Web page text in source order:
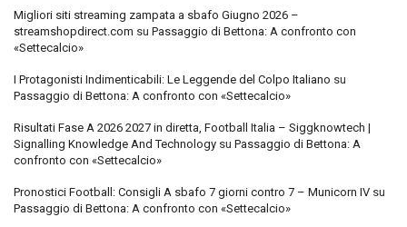
Migliori siti streaming zampata a sbafo Giugno 2026 –
streamshopdirect.com su Passaggio di Bettona: A confronto con
«Settecalcio»
I Protagonisti Indimenticabili: Le Leggende del Colpo Italiano su
Passaggio di Bettona: A confronto con «Settecalcio»
Risultati Fase A 2026 2027 in diretta, Football Italia – Siggknowtech |
Signalling Knowledge And Technology su Passaggio di Bettona: A
confronto con «Settecalcio»
Pronostici Football: Consigli A sbafo 7 giorni contro 7 – Municorn IV su
Passaggio di Bettona: A confronto con «Settecalcio»